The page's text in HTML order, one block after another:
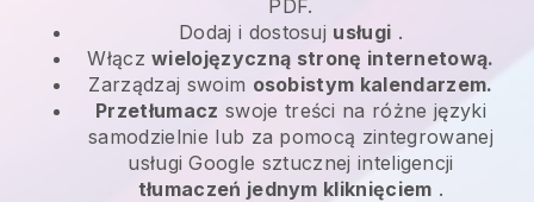
PDF.
Dodaj i dostosuj usługi .
Włączwielojęzyczną stronę internetową.
Zarządzaj swoim osobistym kalendarzem.
Przetłumacz swoje treści na różne języki
samodzielnie lub za pomocą zintegrowanej
usługi Google sztucznej inteligencji
tłumaczeń jednym kliknięciem .